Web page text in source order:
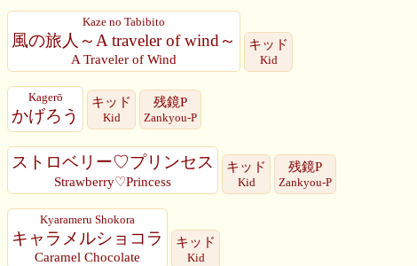
Kaze no Tabibito
風の旅人～A traveler of wind～
A Traveler of Wind
キッド
Kid
Kagerō
かげろう
キッド
Kid
残鏡P
Zankyou-P
ストロベリー♡プリンセス
Strawberry♡Princess
キッド
Kid
残鏡P
Zankyou-P
Kyarameru Shokora
キャラメルショコラ
Caramel Chocolate
キッド
Kid